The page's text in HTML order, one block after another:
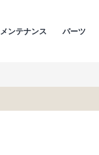
メンテナンス パーツ